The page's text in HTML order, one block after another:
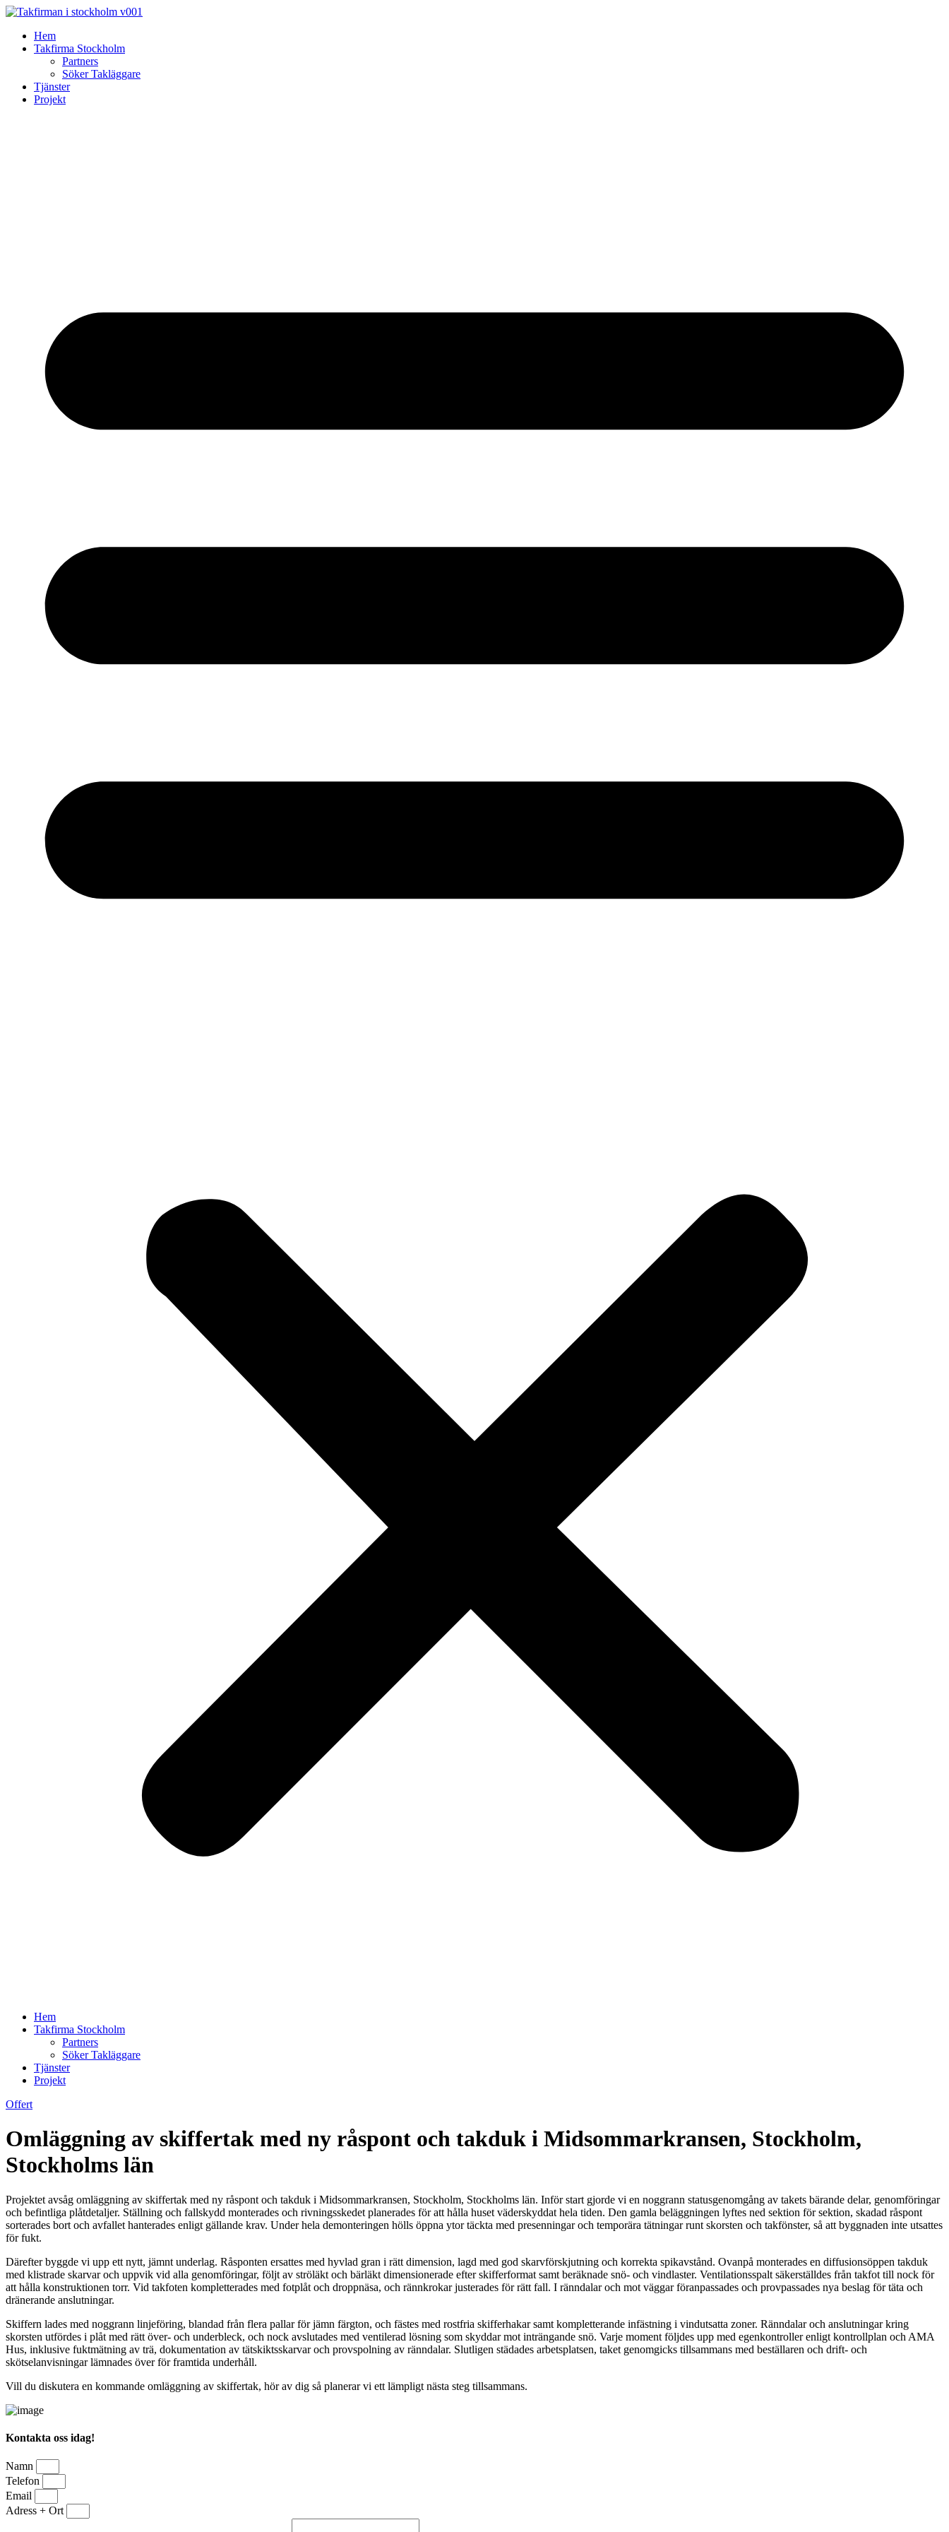
Skip
contentHem
Takfirma Stockholm
Partners
Söker Takläggare
Tjänster
Projekt
Hem
Takfirma Stockholm
Partners
Söker Takläggare
Tjänster
Projekt
Offert
Omläggning av skiffertak med ny råspont och takduk i Midsommarkransen, Stockholm,
Stockholms län
Projektet avsåg omläggning av skiffertak med ny råspont och takduk i Midsommarkransen, Stockholm, Stockholms län. Inför start gjorde vi en noggrann statusgenomgång av takets bärande delar, genomföringar
och befintliga plåtdetaljer. Ställning och fallskydd monterades och rivningsskedet planerades för att hålla huset väderskyddat hela tiden. Den gamla beläggningen lyftes ned sektion för sektion, skadad råspont
sorterades bort och avfallet hanterades enligt gällande krav. Under hela demonteringen hölls öppna ytor täckta med presenningar och temporära tätningar runt skorsten och takfönster, så att byggnaden inte utsattes
för fukt.
Därefter byggde vi upp ett nytt, jämnt underlag. Råsponten ersattes med hyvlad gran i rätt dimension, lagd med god skarvförskjutning och korrekta spikavstånd. Ovanpå monterades en diffusionsöppen takduk
med klistrade skarvar och uppvik vid alla genomföringar, följt av ströläkt och bärläkt dimensionerade efter skifferformat samt beräknade snö- och vindlaster. Ventilationsspalt säkerställdes från takfot till nock för
att hålla konstruktionen torr. Vid takfoten kompletterades med fotplåt och droppnäsa, och rännkrokar justerades för rätt fall. I ränndalar och mot väggar föranpassades och provpassades nya beslag för täta och
dränerande anslutningar.
Skiffern lades med noggrann linjeföring, blandad från flera pallar för jämn färgton, och fästes med rostfria skifferhakar samt kompletterande infästning i vindutsatta zoner. Ränndalar och anslutningar kring
skorsten utfördes i plåt med rätt över- och underbleck, och nock avslutades med ventilerad lösning som skyddar mot inträngande snö. Varje moment följdes upp med egenkontroller enligt kontrollplan och AMA
Hus, inklusive fuktmätning av trä, dokumentation av tätskiktsskarvar och provspolning av ränndalar. Slutligen städades arbetsplatsen, taket genomgicks tillsammans med beställaren och drift- och
skötselanvisningar lämnades över för framtida underhåll.
Vill du diskutera en kommande omläggning av skiffertak, hör av dig så planerar vi ett lämpligt nästa steg tillsammans.
Kontakta oss idag!
Namn
Telefon
Email
Adress + Ort